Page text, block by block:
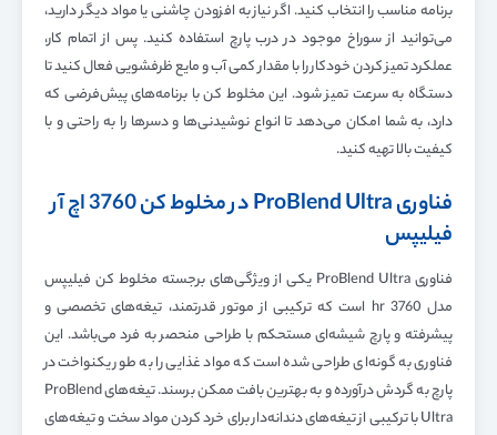
برنامه مناسب را انتخاب کنید. اگر نیاز به افزودن چاشنی یا مواد دیگر دارید،
می‌توانید از سوراخ موجود در درب پارچ استفاده کنید. پس از اتمام کار،
عملکرد تمیز کردن خودکار را با مقدار کمی آب و مایع ظرفشویی فعال کنید تا
دستگاه به سرعت تمیز شود. این مخلوط کن با برنامه‌های پیش‌فرضی که
دارد، به شما امکان می‌دهد تا انواع نوشیدنی‌ها و دسرها را به راحتی و با
کیفیت بالا تهیه کنید.
فناوری ProBlend Ultra در مخلوط کن 3760 اچ آر
فیلیپس
فناوری ProBlend Ultra یکی از ویژگی‌های برجسته مخلوط کن فیلیپس
مدل 3760 hr است که ترکیبی از موتور قدرتمند، تیغه‌های تخصصی و
پیشرفته و پارچ شیشه‌ای مستحکم با طراحی منحصر به فرد می‌باشد. این
فناوری به گونه‌ای طراحی شده است که مواد غذایی را به طور یکنواخت در
پارچ به گردش درآورده و به بهترین بافت ممکن برسند. تیغه‌های ProBlend
Ultra با ترکیبی از تیغه‌های دندانه‌دار برای خرد کردن مواد سخت و تیغه‌های